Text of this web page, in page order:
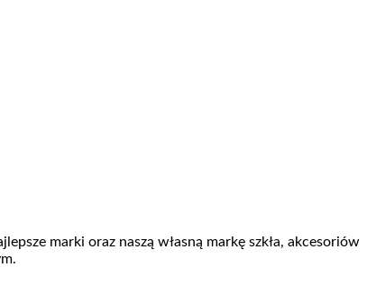
marki oraz naszą własną markę szkła, akcesoriów